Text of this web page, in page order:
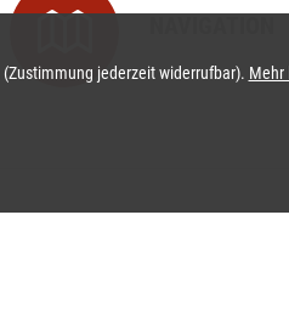
(Zustimmung jederzeit widerrufbar). Mehr